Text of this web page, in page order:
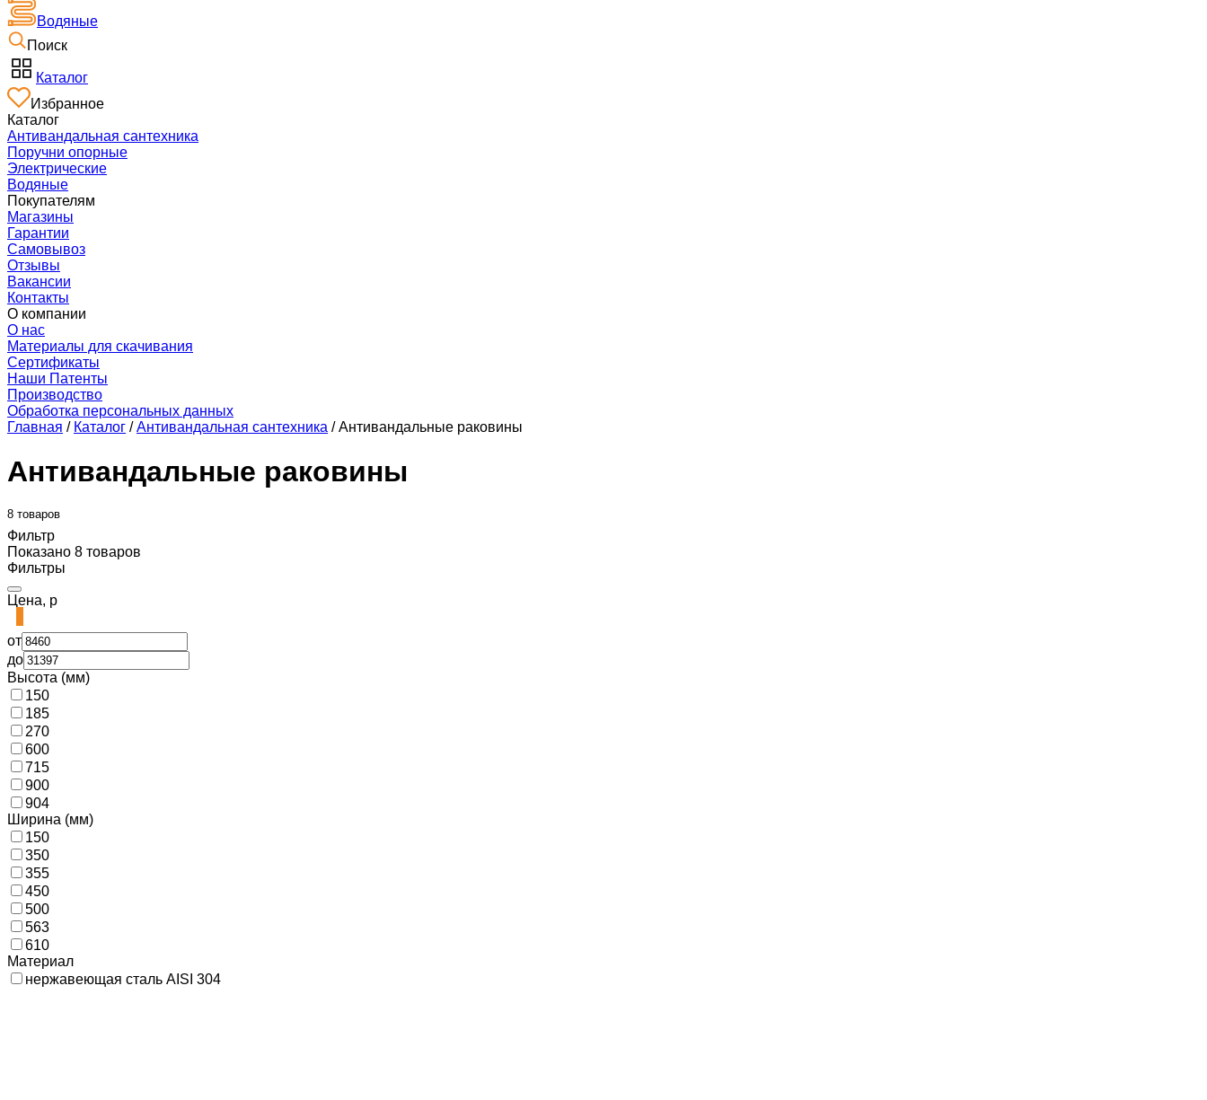
Водяные
Поиск
Каталог
Избранное
Каталог
Антивандальная сантехника
Поручни опорные
Электрические
Водяные
Покупателям
Магазины
Гарантии
Самовывоз
Отзывы
Вакансии
Контакты
О компании
О нас
Материалы для скачивания
Сертификаты
Наши Патенты
Производство
Обработка персональных данных
Главная / Каталог / Антивандальная сантехника / Антивандальные раковины
Антивандальные раковины
8 товаров
Фильтр
Показано 8 товаров
Фильтры
Цена, р
от
до
Высота (мм)
150
185
270
600
715
900
904
Ширина (мм)
150
350
355
450
500
563
610
Материал
нержавеющая сталь AISI 304